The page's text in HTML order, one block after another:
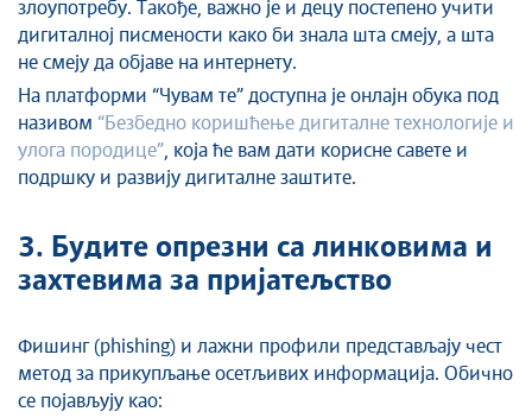
злоупотребу. Такође, важно је и децу постепено учити
дигиталној писмености како би знала шта смеју, а шта
не смеју да објаве на интернету.
На платформи “Чувам те” доступна је онлајн обука под
називом “Безбедно коришћење дигиталне технологије и
улога породице” , која ће вам дати корисне савете и
подршку и развију дигиталне заштите.
3. Будите опрезни са линковима и
захтевима за пријатељство
Фишинг (phishing) и лажни профили представљају чест
метод за прикупљање осетљивих информација. Обично
се појављују као: